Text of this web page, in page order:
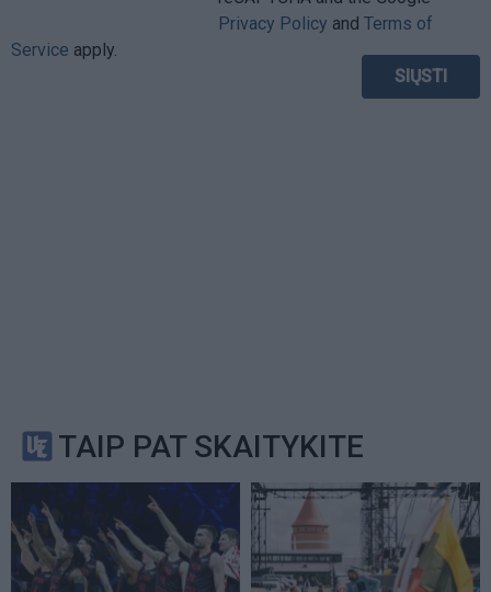
Privacy Policy and Terms of
Service apply.
TAIP PAT SKAITYKITE